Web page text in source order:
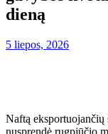
dieną
5 liepos, 2026
Naftą eksportuojančių
nusprendė rugpjūčio